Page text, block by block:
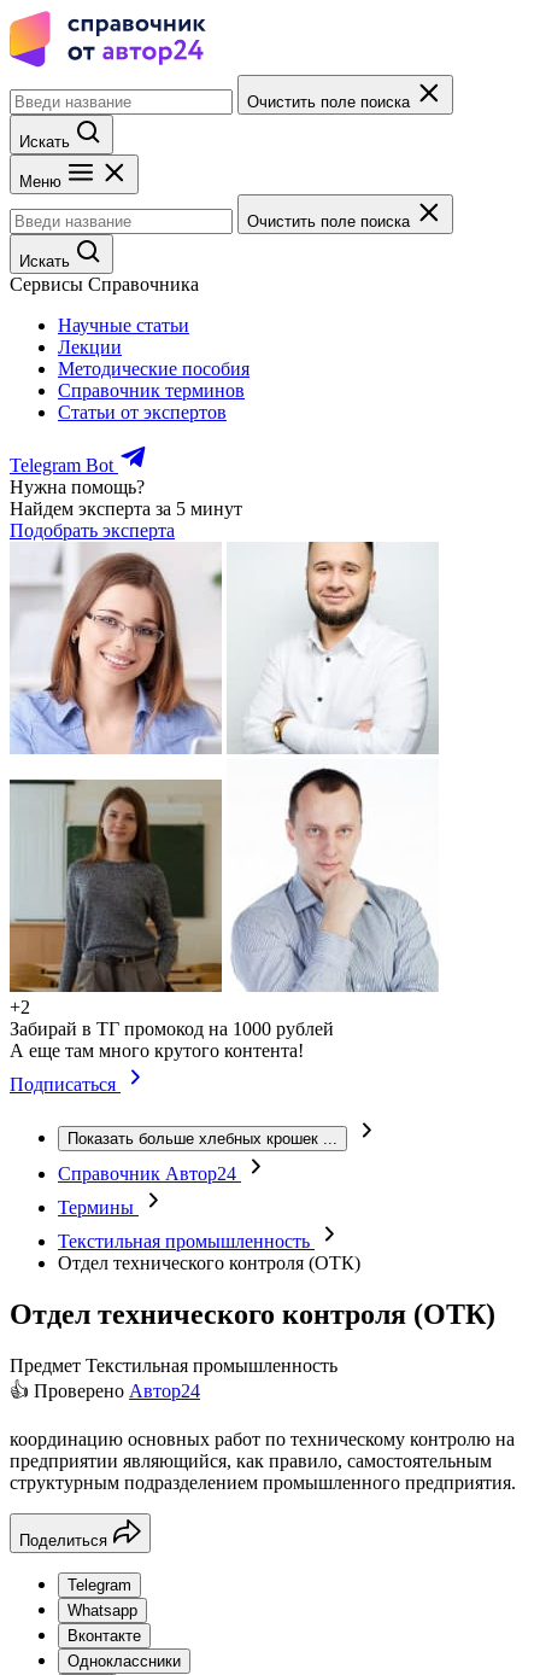
Очистить поле поиска
Искать
Меню
Очистить поле поиска
Искать
Сервисы Справочника
Научные статьи
Лекции
Методические пособия
Справочник терминов
Статьи от экспертов
Telegram Bot
Нужна помощь?
Найдем эксперта за 5 минут
Подобрать эксперта
+2
Забирай в ТГ промокод на 1000 рублей
А еще там много крутого контента!
Подписаться
Показать больше хлебных крошек ...
Справочник Автор24
Термины
Текстильная промышленность
Отдел технического контроля (ОТК)
Отдел технического контроля (ОТК)
Предмет Текстильная промышленность
👍 Проверено Автор24
координацию основных работ по техническому контролю на
предприятии являющийся, как правило, самостоятельным
структурным подразделением промышленного предприятия.
Поделиться
Telegram
Whatsapp
Вконтакте
Одноклассники